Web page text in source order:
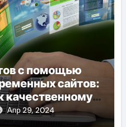
с помощью
сайтов:
качественному
Апр 29, 2024